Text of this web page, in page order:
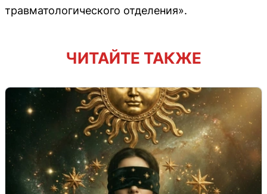
травматологического отделения».
ЧИТАЙТЕ ТАКЖЕ